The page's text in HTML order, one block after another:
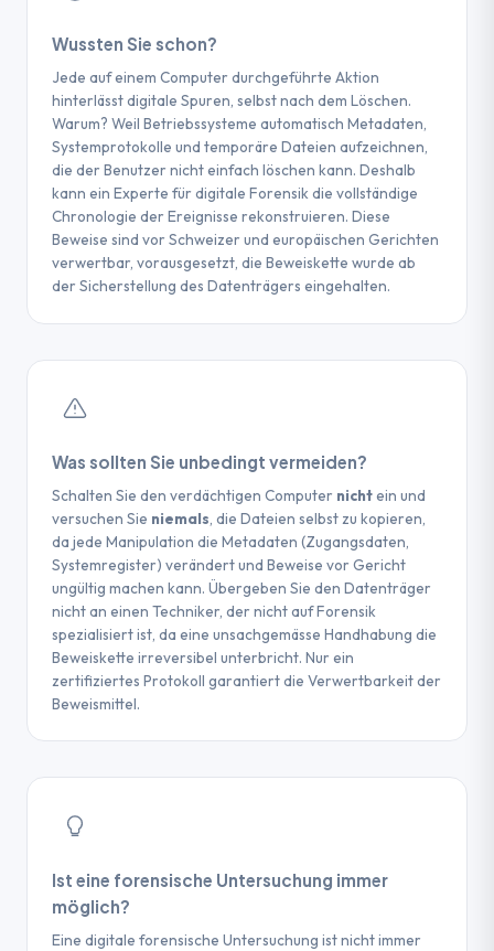
anerkannten CyberSafe-Label auditiert und
zertifiziert
Magnetische Remanenz
können mit speziellen Geräten manchmal Spuren
früherer Schreibvorgänge erkannt werden.
Ein sicheres Überschreiben mit mehreren
Durchgängen (Standard DoD 5220.22-M oder
Gutmann) macht die Wiederherstellung praktisch
unmöglich. Eine einfache Schnellformatierung oder
eine herkömmliche Löschung reicht nicht aus.
256-Hash bei der Erfassung berechnet, um die
Integrität zu beweisen
Zertifiziertes Gutachten— erstellt von einem
Experten, der seine Methodik bezeugen kann
Unsere forensischen Berichte werden gemäss den
Normen ISO/IEC 27037 (Identifizierung und
Sammlung digitaler Beweismittel) erstellt und
können vor Schweizer und französischen Gerichten
vorgelegt werden.
Ziel
Daten
wiederherstellen
+ dokumentieren
+ zertifizieren
Einfluss auf
das Medium
Minimal, aber
nicht
dokumentiert
Kein Einfluss
(Klonen mit Write-
Blocker)
Beweiskette
Nicht
erforderlich
Obligatorisch
(MD5/SHA-
Hashing)
Bericht Optional
Zertifizierter
Bericht
Verwertbarkeit
TIPP
Wenn Sie vermuten, dass Daten als
Beweismittel in einem Gerichtsverfahren
dienen könnten, manipulieren Sie das
Medium nicht selbst — jeder
undokumentierte Zugriff kann die digitalen
Beweise ungültig machen.
Wussten Sie schon?
Jede auf einem Computer durchgeführte Aktion
hinterlässt digitale Spuren, selbst nach dem Löschen.
Warum? Weil Betriebssysteme automatisch Metadaten,
Systemprotokolle und temporäre Dateien aufzeichnen,
die der Benutzer nicht einfach löschen kann. Deshalb
kann ein Experte für digitale Forensik die vollständige
Chronologie der Ereignisse rekonstruieren. Diese
Beweise sind vor Schweizer und europäischen Gerichten
verwertbar, vorausgesetzt, die Beweiskette wurde ab
der Sicherstellung des Datenträgers eingehalten.
Was sollten Sie unbedingt vermeiden?
Schalten Sie den verdächtigen Computer nichtein und
versuchen Sie niemals, die Dateien selbst zu kopieren,
da jede Manipulation die Metadaten (Zugangsdaten,
Systemregister) verändert und Beweise vor Gericht
ungültig machen kann. Übergeben Sie den Datenträger
nicht an einen Techniker, der nicht auf Forensik
spezialisiert ist, da eine unsachgemässe Handhabung die
Beweiskette irreversibel unterbricht. Nur ein
zertifiziertes Protokoll garantiert die Verwertbarkeit der
Beweismittel.
Ist eine forensische Untersuchung immer
möglich?
Eine digitale forensische Untersuchung ist nicht immer